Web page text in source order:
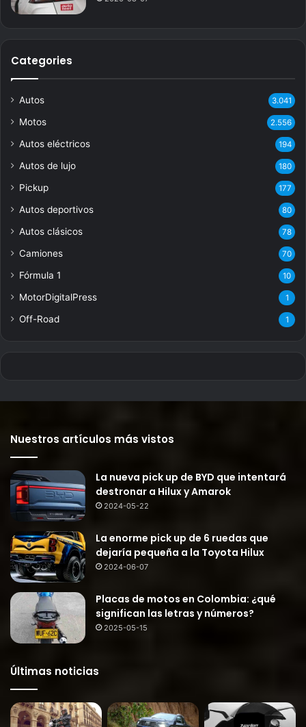
Categories
Autos 3.041
Motos 2.556
Autos eléctricos 194
Autos de lujo 180
Pickup 177
Autos deportivos 80
Autos clásicos 78
Camiones 70
Fórmula 1 10
MotorDigitalPress 1
Off-Road 1
Nuestros artículos más vistos
La nueva pick up de BYD que intentará
destronar a Hilux y Amarok
2024-05-22
La enorme pick up de 6 ruedas que
dejaría pequeña a la Toyota Hilux
2024-06-07
Placas de motos en Colombia: ¿qué
significan las letras y números?
2025-05-15
Últimas noticias